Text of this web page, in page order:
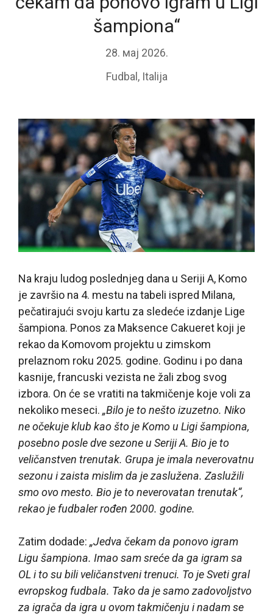
šampiona“
28. мај 2026.
Fudbal , Italija
Na kraju ludog poslednjeg dana u Seriji A, Komo
je završio na 4. mestu na tabeli ispred Milana,
pečatirajući svoju kartu za sledeće izdanje Lige
šampiona. Ponos za Maksence Cakueret koji je
rekao da Komovom projektu u zimskom
prelaznom roku 2025. godine. Godinu i po dana
kasnije, francuski vezista ne žali zbog svog
izbora. On će se vratiti na takmičenje koje voli za
nekoliko meseci. „Bilo je to nešto izuzetno. Niko
ne očekuje klub kao što je Komo u Ligi šampiona,
posebno posle dve sezone u Seriji A. Bio je to
veličanstven trenutak. Grupa je imala neverovatnu
sezonu i zaista mislim da je zaslužena. Zaslužili
smo ovo mesto. Bio je to neverovatan trenutak“,
rekao je fudbaler rođen 2000. godine.
Zatim dodade: „Jedva čekam da ponovo igram
Ligu šampiona. Imao sam sreće da ga igram sa
OL i to su bili veličanstveni trenuci. To je Sveti gral
evropskog fudbala. Tako da je samo zadovoljstvo
za igrača da igra u ovom takmičenju i nadam se